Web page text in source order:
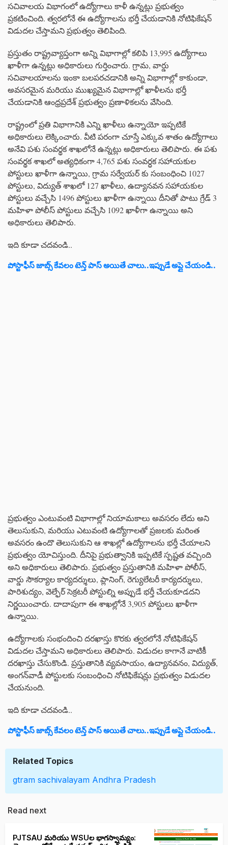
సచివాలయ విభాగంలో ఉద్యోగాలు కాళీ ఉన్నట్లు ప్రభుత్వం
ప్రకటించింది. త్వరలోనే ఈ ఉద్యోగాలను భర్తీ చేయడానికి నోటిఫికేషన్
విడుదల చేస్తామని ప్రభుత్వం తెలిపింది.
ప్రస్తుతం రాష్ట్రవ్యాప్తంగా అన్ని విభాగాల్లో కలిపి 13,995 ఉద్యోగాలు
ఖాళీగా ఉన్నట్లు అధికారులు గుర్తించారు. గ్రామ, వార్డు
సచివాలయాలను ఇంకా బలపరచడానికి అన్ని విభాగాల్లో కాకుండా,
అవసరమైన మరియు ముఖ్యమైన విభాగాల్లో ఖాళీలను భర్తీ
చేయడానికి ఆంధ్రప్రదేశ్ ప్రభుత్వం ప్రణాళికలను వేసింది.
రాష్ట్రంలో ప్రతి విభాగానికి ఎన్ని ఖాళీలు ఉన్నాయో ఇప్పటికే
అధికారులు లెక్కించారు. వీటి పరంగా చూస్తే ఎక్కువ శాతం ఉద్యోగాలు
అనేవి పశు సంవర్థక శాఖలోనే ఉన్నట్లు అధికారులు తెలిపారు. ఈ పశు
సంవర్థక శాఖలో అత్యధికంగా 4,765 పశు సంవర్ధక సహాయకుల
పోస్టులు ఖాళీగా ఉన్నాయి, గ్రామ సర్వేయర్ కు సంబంధించి 1027
పోస్టులు, విద్యుత్ శాఖలో 127 ఖాళీలు, ఉద్యానవన సహాయకుల
పోస్టులు వచ్చేసి 1496 పోస్టులు ఖాళీగా ఉన్నాయి దీనితో పాటు గ్రేడ్ 3
మహిళా పోలీస్ పోస్టులు వచ్చేసి 1092 ఖాళీగా ఉన్నాయి అని
అధికారులు తెలిపారు.
ఇది కూడా చదవండి..
పోస్టాఫీస్ జాబ్స్ కేవలం టెన్త్ పాస్ అయితే చాలు..ఇప్పుడే అప్లై చేయండి..
ప్రభుత్వం ఎంటువంటి విభాగాల్లో నియామకాలు అవసరం లేదు అని
తెలుసుకుని, మరియు ఎటువంటి ఉద్యోగాలతో ప్రజలకు మరింత
అవసరం ఉందొ తెలుసుకుని ఆ శాఖల్లో ఉద్యోగాలను భర్తీ చేయాలని
ప్రభుత్వం యోచిస్తుంది. దీనిపై ప్రభుత్వానికి ఇప్పటికే స్పష్టత వచ్చింది
అని అధికారులు తెలిపారు. ప్రభుత్వం ప్రస్తుతానికి మహిళా పోలీస్,
వార్డు సౌకర్యాల కార్యదర్శులు, ప్లానింగ్, రెగ్యులేటరీ కార్యదర్శులు,
పారిశుద్యం, వెల్ఫేర్ సెక్రటరీ పోస్టుల్ని అప్పుడే భర్తీ చేయకూడదని
నిర్ణయించారు. దాదాపుగా ఈ శాఖల్లోనే 3,905 పోస్టులు ఖాళీగా
ఉన్నాయి.
ఉద్యోగాలకు సంభందించి దరఖాస్తు కొరకు త్వరలోనే నోటిఫికేషన్
విడుదల చేస్తామని అధికారులు తెలిపారు. విడుదల కాగానే వాటికీ
దరఖాస్తు చేసుకొండి. ప్రస్తుతానికి వ్యవసాయం, ఉద్యానవనం, విద్యుత్,
అంగన్‌వాడీ పోస్టులకు సంబంధించి నోటిఫికేషన్లు ప్రభుత్వం విడుదల
చేయనుంది.
ఇది కూడా చదవండి..
పోస్టాఫీస్ జాబ్స్ కేవలం టెన్త్ పాస్ అయితే చాలు..ఇప్పుడే అప్లై చేయండి..
Related Topics
gtram sachivalayam Andhra Pradesh
Read next
PJTSAU మరియు WSUల భాగస్వామ్యం: